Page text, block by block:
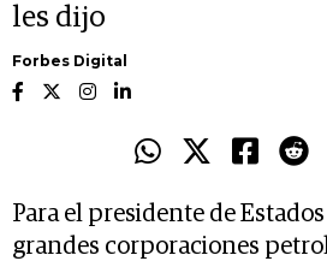
les dijo
Forbes Digital
Para el presidente de
grandes corporaciones